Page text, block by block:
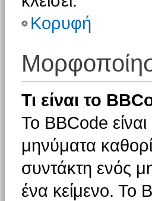
Κορυφή
Τι είναι το
Το BBCode
μηνύματα
συντάκτη ενός
ένα κείμενο. Το